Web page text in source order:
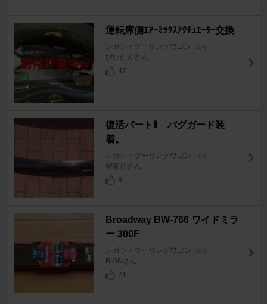
運転席側ｴｱｰﾐｯｸｽｱｸﾁｭｴｰﾀｰ交換
レガシィツーリングワゴン [BP]
ぴいたんさん
47
復活パートⅡ バグガード装
着。
レガシィツーリングワゴン [BP]
聖龍神さん
8
Broadway BW-766 ワイドミラ
ー 300F
レガシィツーリングワゴン [BP]
BIGNさん
21